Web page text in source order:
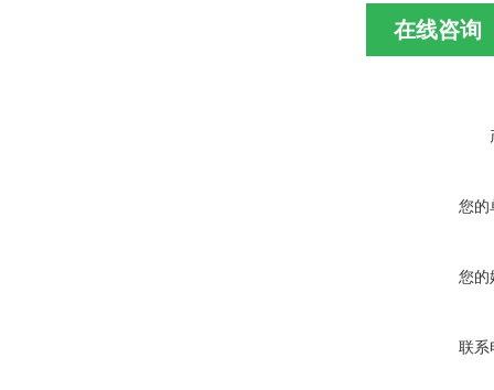
在线咨询
您的
您的
联系